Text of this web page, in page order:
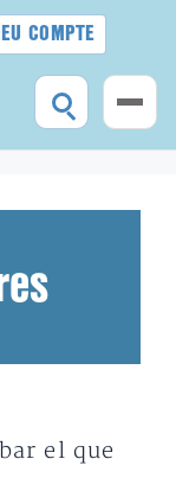
COMPTE
el que